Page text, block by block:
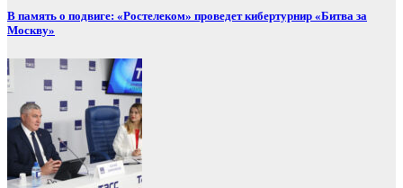
В память о подвиге: «Ростелеком» проведет кибертурнир «Битва за
Москву»